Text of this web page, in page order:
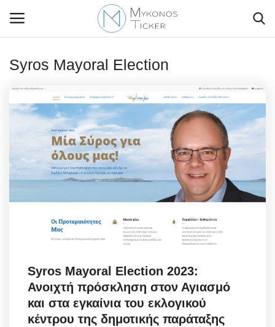
Contact Us
Business
Greece
Entertainment
Syros Mayoral Election
Syros Mayoral Election 2023:
Ανοιχτή πρόσκληση στον Αγιασμό
και στα εγκαίνια του εκλογικού
κέντρου της δημοτικής παράταξης